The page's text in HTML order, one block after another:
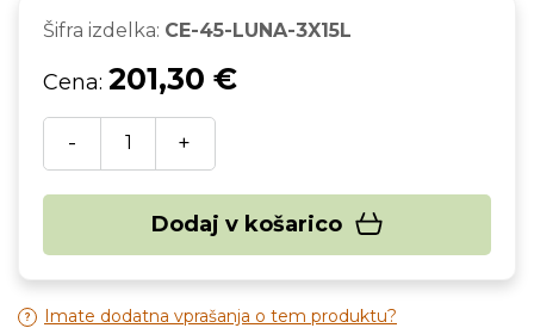
Šifra izdelka: CE-45-LUNA-3X15L
Cena: 201,30 €
- +
Dodaj v košarico
Imate dodatna vprašanja o tem produktu?